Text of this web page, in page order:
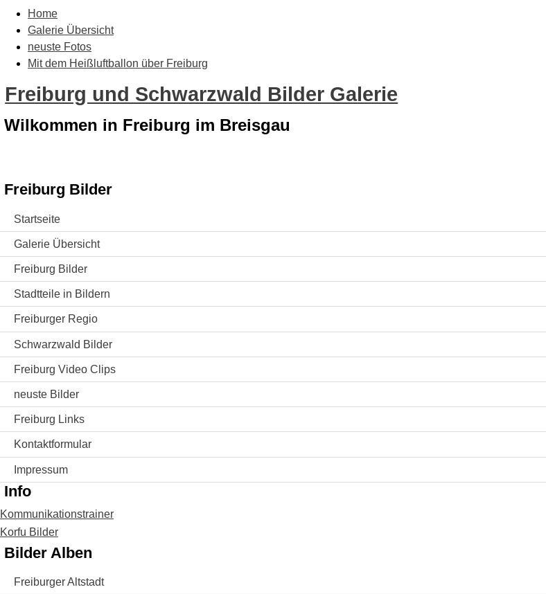
Home
Galerie Übersicht
neuste Fotos
Mit dem Heißluftballon über Freiburg
Freiburg und Schwarzwald Bilder Galerie
Wilkommen in Freiburg im Breisgau
Freiburg Bilder
Startseite
Galerie Übersicht
Freiburg Bilder
Stadtteile in Bildern
Freiburger Regio
Schwarzwald Bilder
Freiburg Video Clips
neuste Bilder
Freiburg Links
Kontaktformular
Impressum
Info
Kommunikationstrainer
Korfu Bilder
Bilder Alben
Freiburger Altstadt